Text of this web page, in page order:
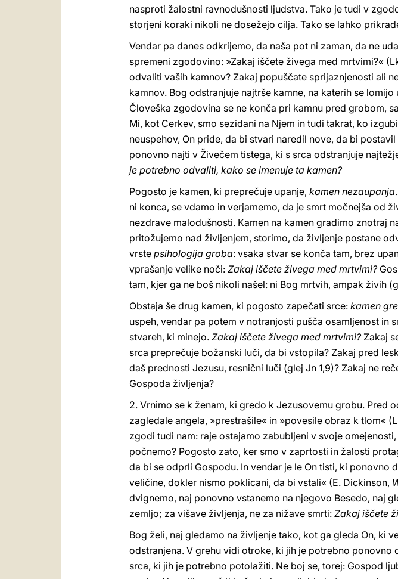
nasproti žalostni ravnodušnosti ljudstva. Tako je tudi v
storjeni koraki nikoli ne dosežejo cilja. Tako se lahko
Vendar pa danes odkrijemo, da naša pot ni zaman, da ne
spremeni zgodovino: »Zakaj iščete živega med mrtvimi?«
odvaliti vaših kamnov? Zakaj popuščate sprijaznjenosti ali
kamnov. Bog odstranjuje najtrše kamne, na katerih se
Človeška zgodovina se ne konča pri kamnu pred grobom,
Mi, kot Cerkev, smo sezidani na Njem in tudi takrat, ko
neuspehov, On pride, da bi stvari naredil nove, da bi
ponovno najti v Živečem tistega, ki s srca odstranjuje
je potrebno odvaliti, kako se imenuje ta kamen?
Pogosto je kamen, ki preprečuje upanje, kamen nezaupanja
ni konca, se vdamo in verjamemo, da je smrt močnejša od
nezdrave malodušnosti. Kamen na kamen gradimo znotraj
pritožujemo nad življenjem, storimo, da življenje postane
vrste psihologija groba: vsaka stvar se konča tam, brez
vprašanje velike noči: Zakaj iščete živega med mrtvimi?
tam, kjer ga ne boš nikoli našel: ni Bog mrtvih, ampak živih
Obstaja še drug kamen, ki pogosto zapečati srce: kamen
uspeh, vendar pa potem v notranjosti pušča osamljenost in
stvareh, ki minejo. Zakaj iščete živega med mrtvimi?Zakaj
srca preprečuje božanski luči, da bi vstopila? Zakaj pred
daš prednosti Jezusu, resnični luči (glej Jn 1,9)? Zakaj ne
Gospoda življenja?
2. Vrnimo se k ženam, ki gredo k Jezusovemu grobu. Pred
zagledale angela, »prestrašile« in »povesile obraz k tlom«
zgodi tudi nam: raje ostajamo zabubljeni v svoje
počnemo? Pogosto zato, ker smo v zaprtosti in žalosti
da bi se odprli Gospodu. In vendar je le On tisti, ki
veličine, dokler nismo poklicani, da bi vstali« (E. Dickinson,
dvignemo, naj ponovno vstanemo na njegovo Besedo, naj
zemljo; za višave življenja, ne za nižave smrti: Zakaj iščete
Bog želi, naj gledamo na življenje tako, kot ga gleda On, ki
odstranjena. V grehu vidi otroke, ki jih je potrebno
srca, ki jih je potrebno potolažiti. Ne boj se, torej: Gospod